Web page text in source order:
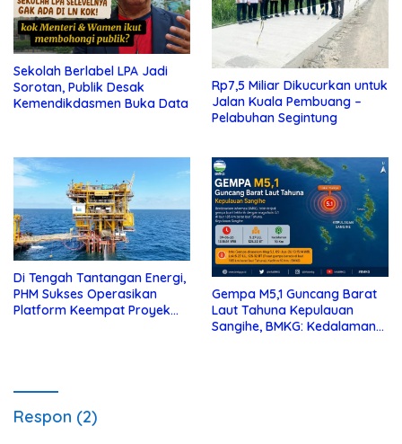
Sekolah Berlabel LPA Jadi
Sorotan, Publik Desak
Kemendikdasmen Buka Data
Rp7,5 Miliar Dikucurkan untuk
Jalan Kuala Pembuang –
Pelabuhan Segintung
Di Tengah Tantangan Energi,
PHM Sukses Operasikan
Platform Keempat Proyek
Gempa M5,1 Guncang Barat
Laut Tahuna Kepulauan
Sangihe, BMKG: Kedalaman
Respon (2)